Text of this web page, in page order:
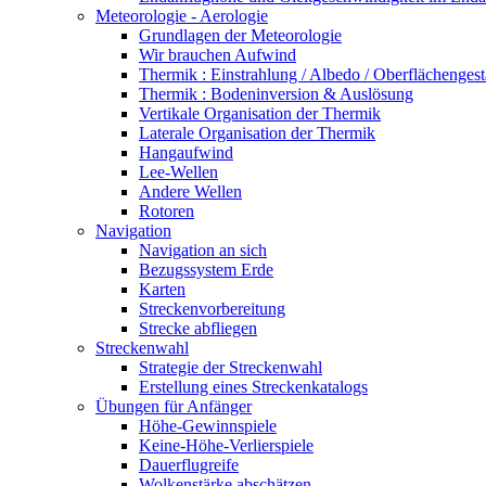
Meteorologie - Aerologie
Grundlagen der Meteorologie
Wir brauchen Aufwind
Thermik : Einstrahlung / Albedo /
Thermik : Bodeninversion & Auslösung
Vertikale Organisation der Thermik
Laterale Organisation der Thermik
Hangaufwind
Lee-Wellen
Andere Wellen
Rotoren
Navigation
Navigation an sich
Bezugssystem Erde
Karten
Streckenvorbereitung
Strecke abfliegen
Streckenwahl
Strategie der Streckenwahl
Erstellung eines Streckenkatalogs
Übungen für Anfänger
Höhe-Gewinnspiele
Keine-Höhe-Verlierspiele
Dauerflugreife